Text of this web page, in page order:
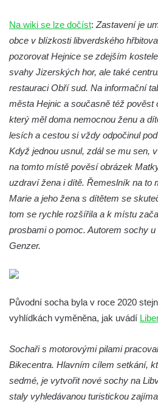
Tiské stěny
Ledová stěna u Sýrového potoka v
Kyjovském údolí
Jeskyně víl v Kyjovském údolí
Jeskyně Vinný sklep v Kyjovském
Vyhlídka Miloslava Draxla na
stezce Pod Vysokým Ostrým
Vyhlídka nad Brnou na Naučné
Vysokým Ostrým
Vyhlídka Kočičí kameny východně
Libverda
skalách
Obří hlava v Kyjovském údolí
Na wiki se lze dočíst: Zastavení je
obce v blízkosti libverdského
pozorovat Hejnice se zdejším
svahy Jizerských hor, ale také
restauraci Obří sud. Na informační
města Hejnic a současně též pověst
který měl doma nemocnou ženu a
lesích a cestou si vždy odpočinul
Když jednou usnul, zdál se mu sen,
na tomto místě pověsí obrázek
uzdraví žena i dítě. Řemeslník na to
Marie a jeho žena s dítětem se
tom se rychle rozšířila a k místu
prosbami o pomoc. Autorem sochy
Genzer.
Původní socha byla v roce 2020
vyhlídkách vyměněna, jak uvádí
Sochaři s motorovými pilami
Bikecentra. Hlavním cílem setkání,
sedmé, je vytvořit nové sochy na
staly vyhledávanou turistickou